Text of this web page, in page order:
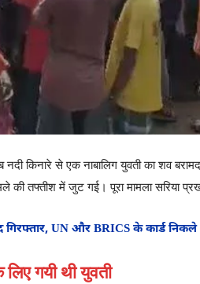
किनारे से एक नाबालिग युवती का शव
तफ्तीश में जुट गई। पूरा मामला सरिया
UN और BRICS के कार्ड
लिए गयी थी युवती